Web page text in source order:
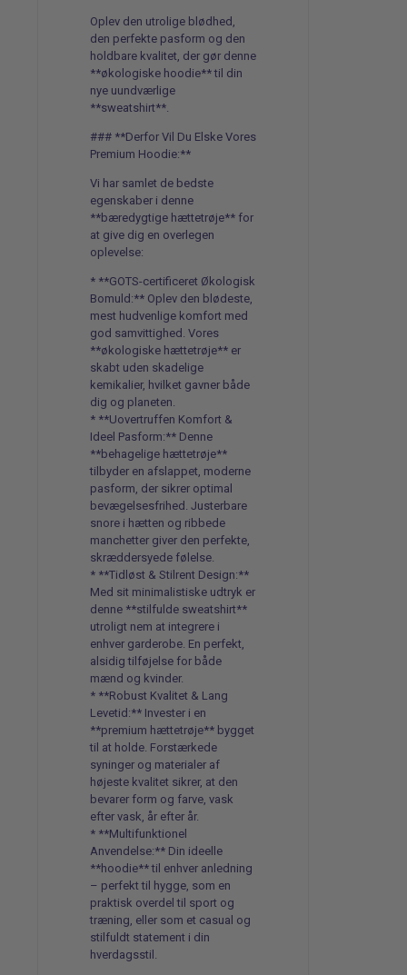
Oplev den utrolige blødhed,
den perfekte pasform og den
holdbare kvalitet, der gør denne
**økologiske hoodie** til din
nye uundværlige
**sweatshirt**.
### **Derfor Vil Du Elske Vores
Premium Hoodie:**
Vi har samlet de bedste
egenskaber i denne
**bæredygtige hættetrøje** for
at give dig en overlegen
oplevelse:
* **GOTS-certificeret Økologisk
Bomuld:** Oplev den blødeste,
mest hudvenlige komfort med
god samvittighed. Vores
**økologiske hættetrøje** er
skabt uden skadelige
kemikalier, hvilket gavner både
dig og planeten.
* **Uovertruffen Komfort &
Ideel Pasform:** Denne
**behagelige hættetrøje**
tilbyder en afslappet, moderne
pasform, der sikrer optimal
bevægelsesfrihed. Justerbare
snore i hætten og ribbede
manchetter giver den perfekte,
skræddersyede følelse.
* **Tidløst & Stilrent Design:**
Med sit minimalistiske udtryk er
denne **stilfulde sweatshirt**
utroligt nem at integrere i
enhver garderobe. En perfekt,
alsidig tilføjelse for både
mænd og kvinder.
* **Robust Kvalitet & Lang
Levetid:** Invester i en
**premium hættetrøje** bygget
til at holde. Forstærkede
syninger og materialer af
højeste kvalitet sikrer, at den
bevarer form og farve, vask
efter vask, år efter år.
* **Multifunktionel
Anvendelse:** Din ideelle
**hoodie** til enhver anledning
– perfekt til hygge, som en
praktisk overdel til sport og
træning, eller som et casual og
stilfuldt statement i din
hverdagsstil.